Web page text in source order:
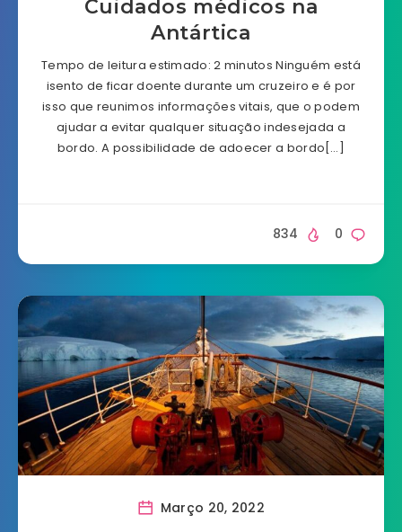
Cuidados médicos na
Antártica
Tempo de leitura estimado: 2 minutos Ninguém está
isento de ficar doente durante um cruzeiro e é por
isso que reunimos informações vitais, que o podem
ajudar a evitar qualquer situação indesejada a
bordo. A possibilidade de adoecer a bordo[…]
0
834
Março 20, 2022